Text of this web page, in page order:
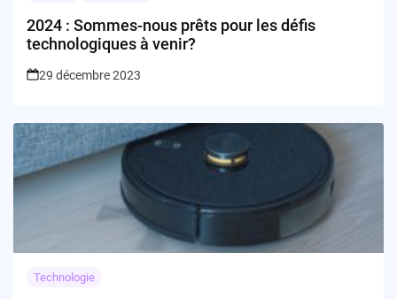
2024 : Sommes-nous prêts pour les défis
technologiques à venir?
29 décembre 2023
Technologie